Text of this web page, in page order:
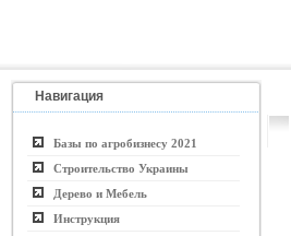
Навигация
Базы по агробизнесу 2021
Строительство Украины
Дерево и Мебель
Инструкция